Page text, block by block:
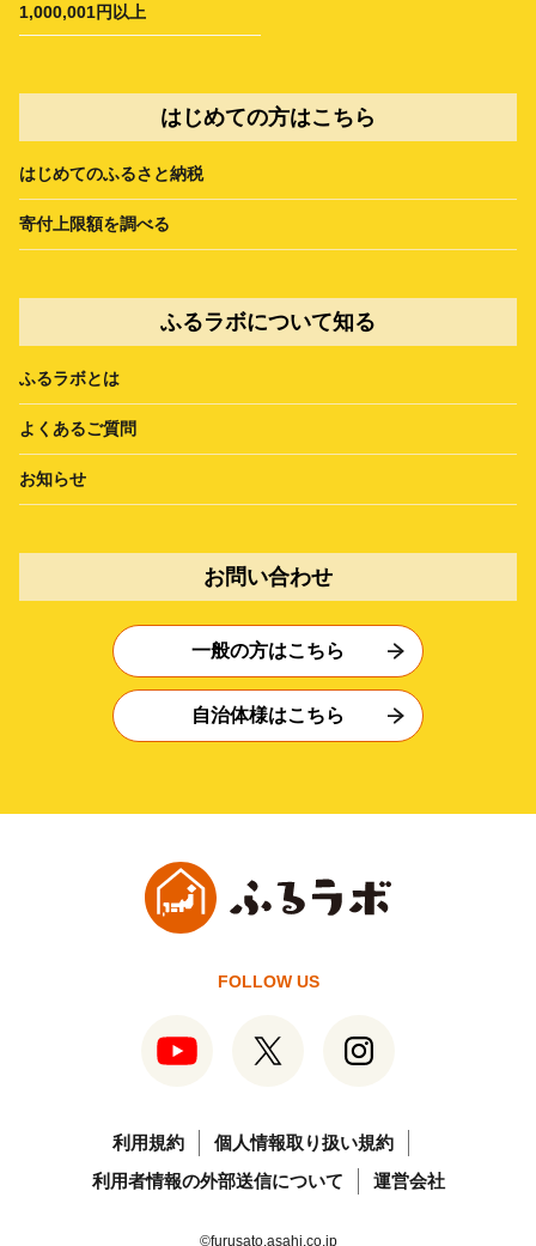
1,000,001円以上
はじめての方はこちら
はじめてのふるさと納税
寄付上限額を調べる
ふるラボについて知る
ふるラボとは
よくあるご質問
お知らせ
お問い合わせ
一般の方はこちら
自治体様はこちら
FOLLOW US
利用規約
個人情報取り扱い規約
利用者情報の外部送信について
運営会社
©furusato.asahi.co.jp